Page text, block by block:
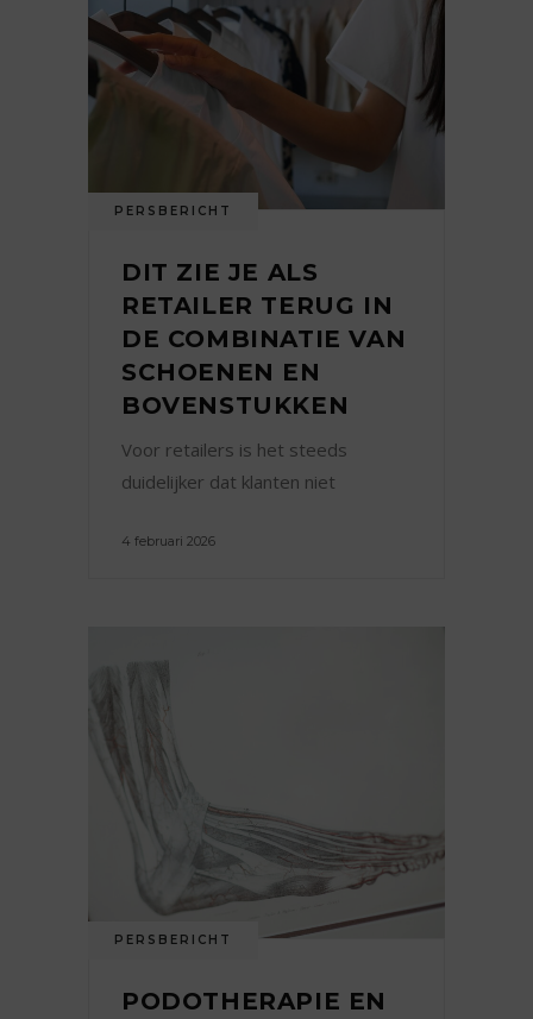
PERSBERICHT
DIT ZIE JE ALS
RETAILER TERUG IN
DE COMBINATIE VAN
SCHOENEN EN
BOVENSTUKKEN
Voor retailers is het steeds
duidelijker dat klanten niet
4 februari 2026
PERSBERICHT
PODOTHERAPIE EN